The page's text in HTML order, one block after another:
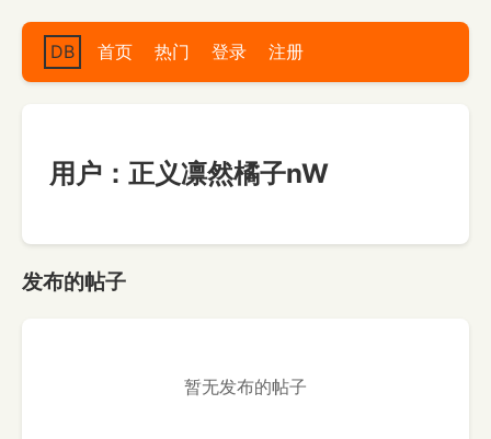
DB 首页 热门 登录 注册
用户：正义凛然橘子nW
发布的帖子
暂无发布的帖子